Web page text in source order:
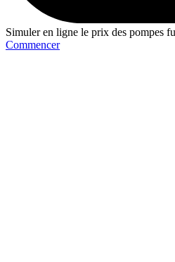
Simuler en ligne le prix des pompes
Commencer